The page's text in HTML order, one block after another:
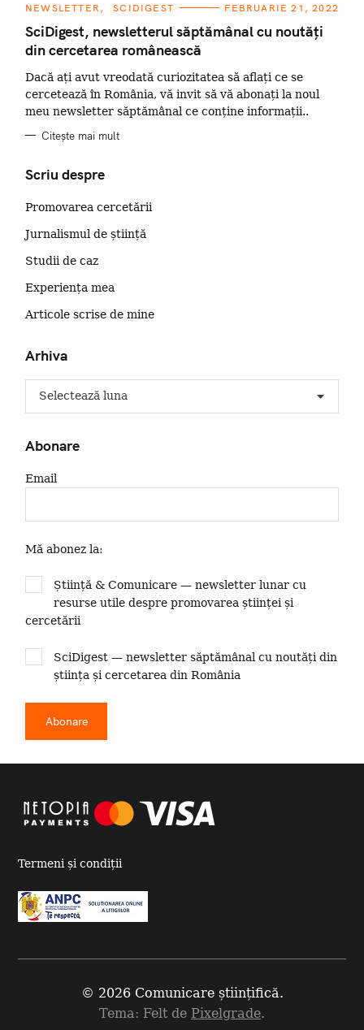
C
T
E
G
R
I
I
NEWSLETTER SCIDIGEST FEBRUARIE 21, 2022
SciDigest, newsletterul săptămânal cu noutăți
din cercetarea românească
Dacă ați avut vreodată curiozitatea să aflați ce se
cercetează în România, vă invit să vă abonați la noul
meu newsletter săptămânal ce conține informații..
Citește mai mult
Scriu despre
Promovarea cercetării
Jurnalismul de știință
Studii de caz
Experiența mea
Articole scrise de mine
Arhiva
a
Abonare
Email
Mă abonez la:
Știință & Comunicare — newsletter lunar cu
resurse utile despre promovarea științei și
cercetării
SciDigest — newsletter săptămânal cu noutăți din
știința și cercetarea din România
Termeni și condiții
© 2026 Comunicare științifică.
Tema: Felt de Pixelgrade.